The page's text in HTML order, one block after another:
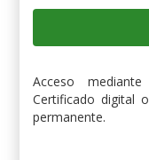
Acceso
Certificado digital
permanente.